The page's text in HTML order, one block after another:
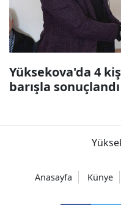
Yüksekova'da 4
barışla sonuçlandı
Anasayfa Künye